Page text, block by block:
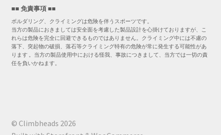
■■ 免責事項 ■■
ボルダリング、クライミングは危険を伴うスポーツです。
当方の製品におきましては安全面を考慮した製品設計を心掛けておりますが、こ
れらは危険を完全に回避できるものではありません。クライミング中には不慮の
落下、突起物の破損、落石等クライミング特有の危険が常に発生する可能性があ
ります 。当方の製品使用中における怪我、事故につきまして、当方では一切の責
任を負いかねます。
© Climbheads 2026